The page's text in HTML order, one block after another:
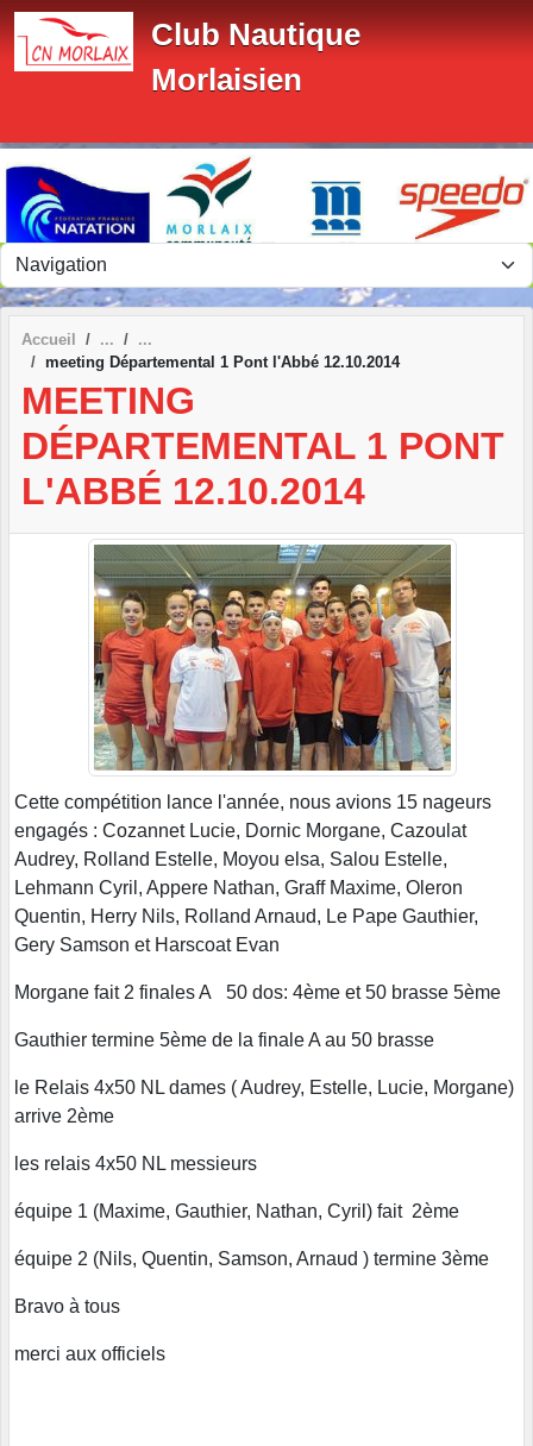
Club Nautique
Morlaisien
Accueil
meeting Départemental 1 Pont l'Abbé 12.10.2014
MEETING
DÉPARTEMENTAL 1 PONT
L'ABBÉ 12.10.2014
Cette compétition lance l'année, nous avions 15 nageurs
engagés : Cozannet Lucie, Dornic Morgane, Cazoulat
Audrey, Rolland Estelle, Moyou elsa, Salou Estelle,
Lehmann Cyril, Appere Nathan, Graff Maxime, Oleron
Quentin, Herry Nils, Rolland Arnaud, Le Pape Gauthier,
Gery Samson et Harscoat Evan
Morgane fait 2 finales A 50 dos: 4ème et 50 brasse 5ème
Gauthier termine 5ème de la finale A au 50 brasse
le Relais 4x50 NL dames ( Audrey, Estelle, Lucie, Morgane)
arrive 2ème
les relais 4x50 NL messieurs
équipe 1 (Maxime, Gauthier, Nathan, Cyril) fait 2ème
équipe 2 (Nils, Quentin, Samson, Arnaud ) termine 3ème
Bravo à tous
merci aux officiels
Panneau de gestion des cookies